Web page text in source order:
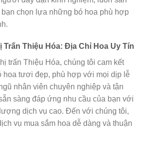
chọn lựa những bó hoa phù hợp
Thiệu Hóa: Địa Chỉ Hoa Uy Tín
trấn Thiệu Hóa, chúng tôi cam kết
hoa tươi đẹp, phù hợp với mọi dịp lễ
nhân viên chuyên nghiệp và tận
sàng đáp ứng nhu cầu của bạn với
dịch vụ cao. Đến với chúng tôi,
vụ mua sắm hoa dễ dàng và thuận